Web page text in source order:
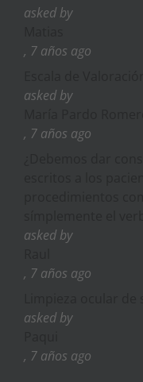
asked by
, 7 años ago
asked by
, 7 años ago
asked by
, 7 años ago
asked by
, 7 años ago